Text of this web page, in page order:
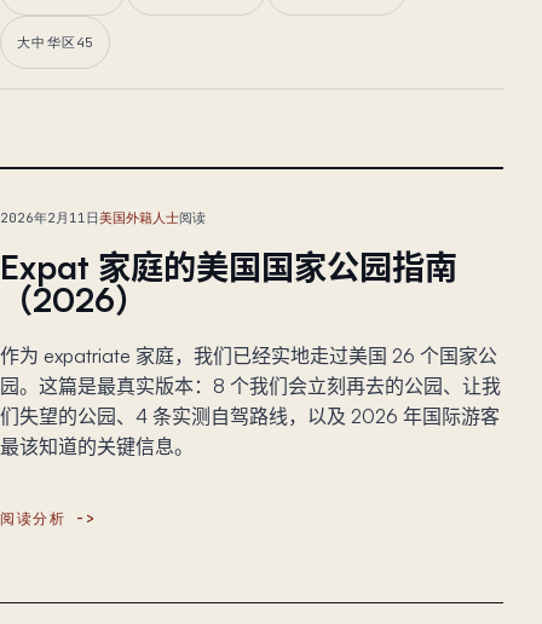
大中华区45
2026年2月11日美国外籍人士阅读
Expat 家庭的美国国家公园指南
（2026）
作为 expatriate 家庭，我们已经实地走过美国 26 个国家公
园。这篇是最真实版本：8 个我们会立刻再去的公园、让我
们失望的公园、4 条实测自驾路线，以及 2026 年国际游客
最该知道的关键信息。
阅读分析